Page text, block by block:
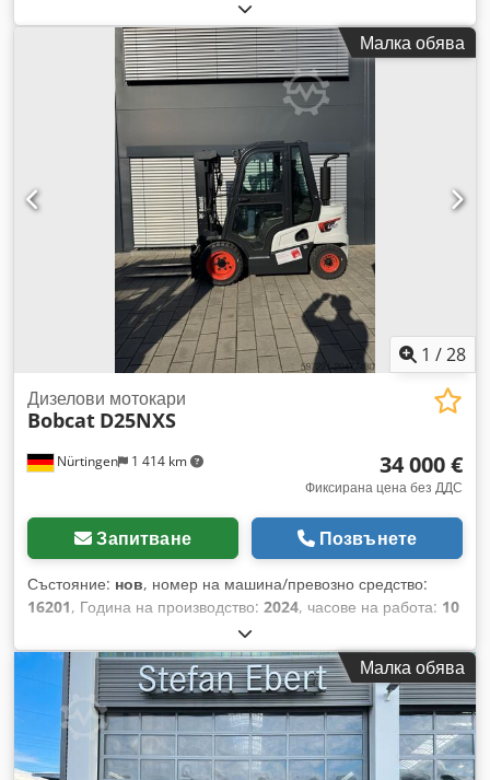
, височина на повдигане:
мм, свободно повдигане:1 570 мм, център на товара:600
, строителна височина:2 800 мм, дължина на вилиците:
, размер на предната гума:9.00-20/7.00
на задната гума:
, общо тегло:
на двигателя: Дизелов, производител: Bobcat
Crjdpfjyvmycsx Amgjf
Малка обява
1 /28
Nürtingen 1 414 km
Дизелови мотокари
Bobcat D25NXS
34 000 €
Фиксирана цена без ДДС
Запитване Позвънете
Състояние: нов, номер на машина/превозно средство:
16201, Година на производство: 2024, часове на работа: 10
, височина на повдигане:
мм, свободно повдигане:1 350 мм, център на товара:500
, строителна височина:2 230 мм, дължина на вилиците:
1 200 мм , размер на предната гума:28x9-15 Sit , размер на
задната гума:6.50-10 Standard, общо тегло:4 266 кг, Тип
на двигателя: Дизелов, производител: Bobcat Crodpfxexu
St Ae Amgsf
Малка обява